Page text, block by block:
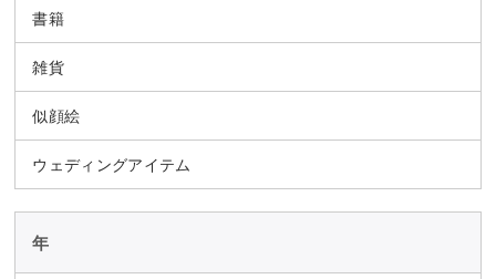
書籍
雑貨
似顔絵
ウェディングアイテム
年